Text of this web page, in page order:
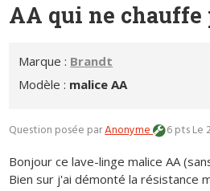
AA qui ne chauffe
Marque : Brandt
Modèle : malice AA
Question posée parAnonyme 6 ptsLe
Bonjour ce lave-linge malice AA
Bien sur j'ai démonté la résistance